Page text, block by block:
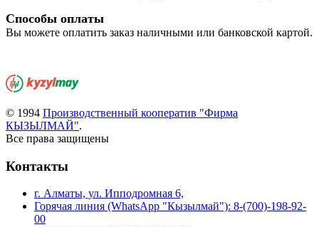
Способы оплаты
Вы можете оплатить заказ наличными или банковской картой.
© 1994 Производственный кооператив "Фирма
КЫЗЫЛМАЙ".
Все права защищены
Контакты
г. Алматы, ул. Ипподромная 6,
Горячая линия (WhatsApp "Кызылмай"): 8-(700)-198-92-
00